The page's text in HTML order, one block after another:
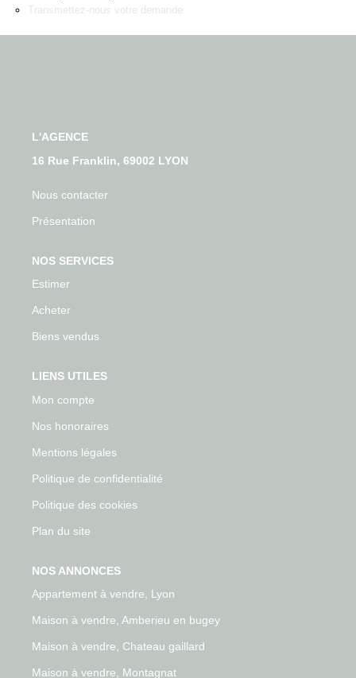
Transmettez-nous votre demande
L'AGENCE
16 Rue Franklin, 69002 LYON
Nous contacter
Présentation
NOS SERVICES
Estimer
Acheter
Biens vendus
LIENS UTILES
Mon compte
Nos honoraires
Mentions légales
Politique de confidentialité
Politique des cookies
Plan du site
NOS ANNONCES
Appartement à vendre, Lyon
Maison à vendre, Amberieu en bugey
Maison à vendre, Chateau gaillard
Maison à vendre, Montagnat